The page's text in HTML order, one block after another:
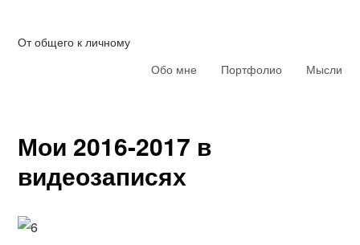
От общего к личному
Обо мне
Портфолио Мысли
Мои 2016-2017 в
видеозаписях